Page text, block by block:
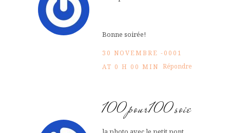
Bonne soirée!
30 NOVEMBRE -0001
AT 0 H 00 MIN Répondre
100pour100soie